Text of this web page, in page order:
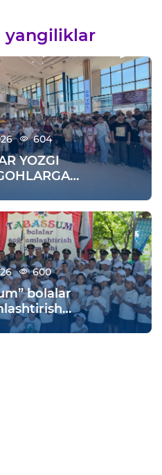
yangiliklar
604
YOZGI
600
bolalar
vatanparvarlik